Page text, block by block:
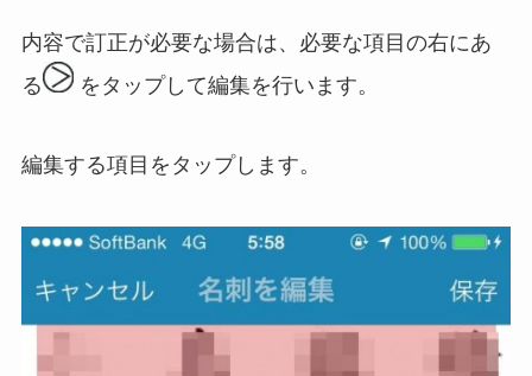
内容で訂正が必要な場合は、必要な項目の右にあ
る
をタップして編集を行います。
編集する項目をタップします。